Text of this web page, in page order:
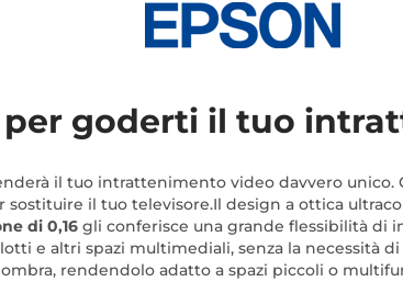
goderti il tuo
il tuo intrattenimento video davvero unico.
sostituire il tuo televisore.Il design a ottica
di 0,16 gli conferisce una grande flessibilità di
e altri spazi multimediali, senza la necessità
rendendolo adatto a spazi piccoli o